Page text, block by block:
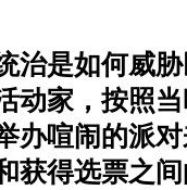
治是如何威
动家，按照
办喧闹的派
获得选票之